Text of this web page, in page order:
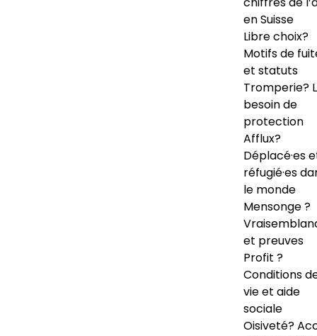
en Suisse
Libre choix?
Motifs de
et statuts
Tromperie?
besoin de
protection
Afflux?
Déplacé·es
réfugié·es
le monde
Mensonge ?
et preuves
Profit ?
Conditions
vie et aide
sociale
Oisiveté?